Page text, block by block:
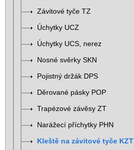
Závitové tyče TZ
Úchytky UCZ
Úchytky UCS, nerez
Nosné svěrky SKN
Pojistný držák DPS
Děrované pásky POP
Trapézové závěsy ZT
Narážecí příchytky PHN
Kleště na závitové tyče KZT